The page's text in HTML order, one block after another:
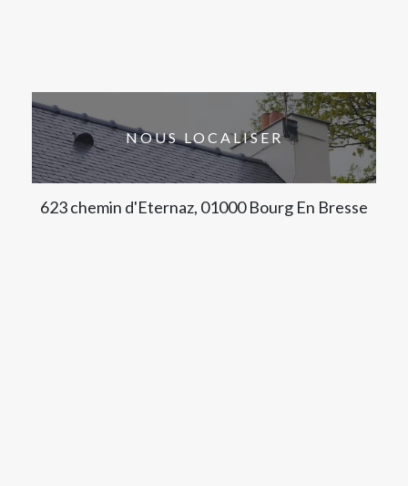
NOUS LOCALISER
623 chemin d'Eternaz, 01000 Bourg En Bresse